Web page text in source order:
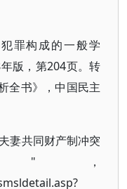
罪构成的一般学
版，第204页。转
全书》，中国民主
妻共同财产制冲突
"，